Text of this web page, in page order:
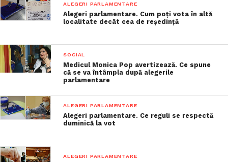
ALEGERI PARLAMENTARE
Alegeri parlamentare. Cum poți vota în altă
localitate decât cea de reședință
SOCIAL
Medicul Monica Pop avertizează. Ce spune
că se va întâmpla după alegerile
parlamentare
ALEGERI PARLAMENTARE
Alegeri parlamentare. Ce reguli se respectă
duminică la vot
ALEGERI PARLAMENTARE